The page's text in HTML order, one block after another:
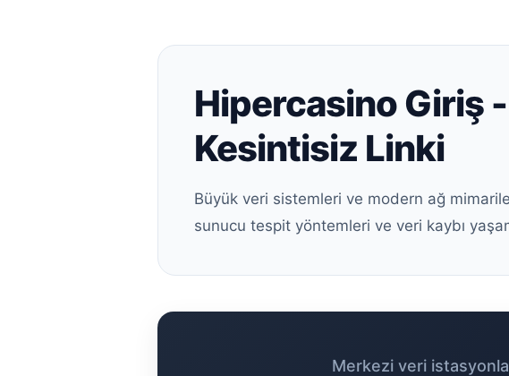
Hipercasino Giriş
Kesintisiz Linki
Büyük veri sistemleri ve modern ağ
sunucu tespit yöntemleri ve veri kaybı
Merkezi veri